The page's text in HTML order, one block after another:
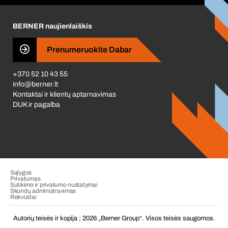
Business Conduct
BERNER naujienlaiškis
Prenumeruokite Dabar
+370 52 10 43 55
info@berner.lt
Kontaktai ir klientų aptarnavimas
DUK ir pagalba
Autorių teisės ir kopija ; 2026 „Berner Group“. Visos teisės saugomos.
Sąlygos
Privatumas
Sutikimo ir privatumo nustatymai
Skundų administravimas
Rekvizitai